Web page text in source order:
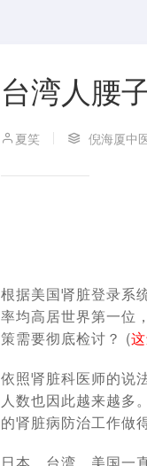
台湾人腰
夏笑 倪海厦中
根据美国肾脏登录系
率均高居世界第一位
策需要彻底检讨？ (
依照肾脏科医师的说
人数也因此越来越多
的肾脏病防治工作做